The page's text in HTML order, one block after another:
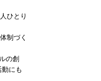
ひとり
制づく
の創
にも